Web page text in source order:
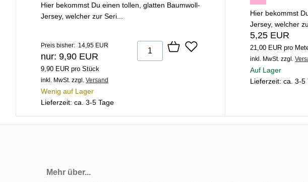
Hier bekommst Du einen tollen, glatten Baumwoll-
Jersey, welcher zur Seri...
Preis bisher: 14,95 EUR
nur: 9,90 EUR
9,90 EUR pro Stück
inkl. MwSt. zzgl. Versand
Wenig auf Lager
Lieferzeit: ca. 3-5 Tage
Hier bekommst
Jersey, welcher
5,25 EUR
21,00 EUR pro
inkl. MwSt. zzgl.
Auf Lager
Lieferzeit: ca. 3-5
Mehr über...